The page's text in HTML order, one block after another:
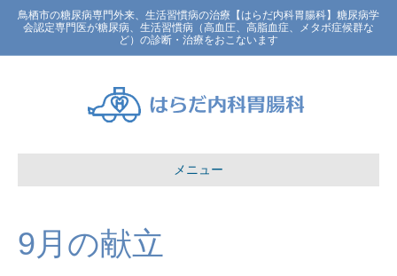
鳥栖市の糖尿病専門外来、生活習慣病の治療【はらだ内科胃腸科】糖尿病学
会認定専門医が糖尿病、生活習慣病（高血圧、高脂血症、メタボ症候群な
ど）の診断・治療をおこないます
メニュー
9月の献立